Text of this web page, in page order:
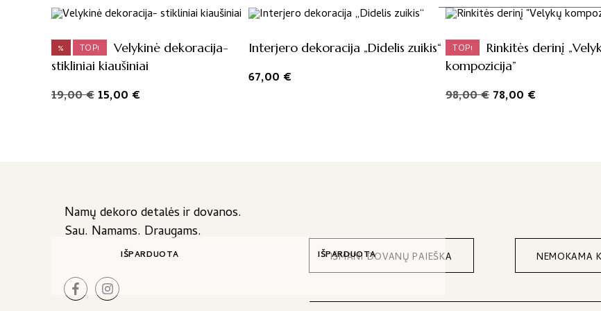
% TOP!
Velykinė dekoracija-
stikliniai kiaušiniai
19,00€Original
15,00 €
IŠPARDUOTA
Interjero dekoracija „Didelis zuikis“
67,00 €
IŠPARDUOTA
TOP!
Rinkitės derinį
kompozicija”
98,00€ Original
78,00 €
Namų dekoro detalės ir dovanos.
Sau. Namams. Draugams.
IŠMANI DOVANŲ PAIEŠKA NEMOKAMA